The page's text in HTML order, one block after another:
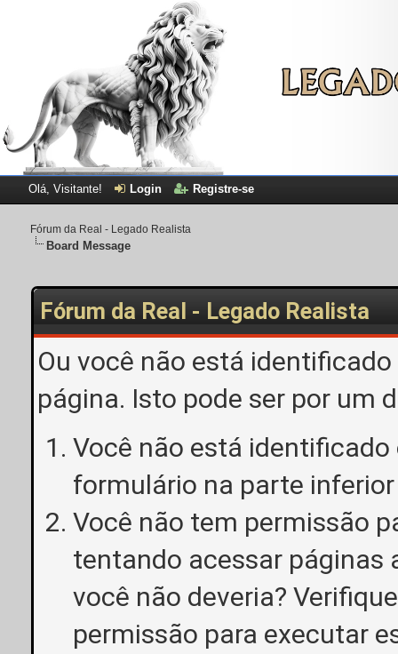
Olá, Visitante! Login Registre-se
Fórum da Real - Legado Realista
Board Message
Fórum da Real - Legado Realista
Ou você não está
página. Isto pode ser por um
Você não está
formulário na parte
Você não tem permissão
tentando acessar páginas
você não deveria?
permissão para executar